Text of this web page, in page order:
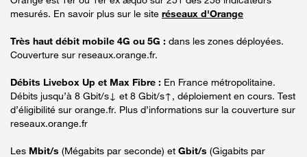
mesurés. En savoir plus sur le site réseaux d'Orange
Très haut débit mobile 4G ou 5G : dans les zones déployées.
Couverture sur reseaux.orange.fr.
Débits Livebox Up et Max Fibre : En France métropolitaine.
Débits jusqu’à 8 Gbit/s↓ et 8 Gbit/s↑, déploiement en cours. Test
d’éligibilité sur orange.fr. Plus d’informations sur la couverture sur
reseaux.orange.fr
Les Mbit/s (Mégabits par seconde) et Gbit/s (Gigabits par